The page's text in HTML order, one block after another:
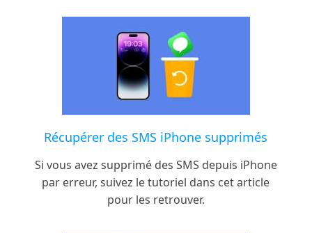
Récupérer des SMS iPhone supprimés
Si vous avez supprimé des SMS depuis iPhone
par erreur, suivez le tutoriel dans cet article
pour les retrouver.